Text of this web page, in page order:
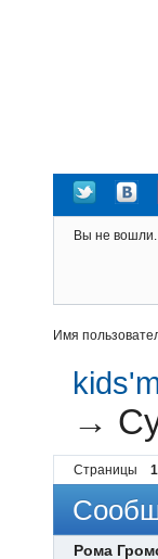
Вы не вошли.
Имя
→
Страницы 1
Рома